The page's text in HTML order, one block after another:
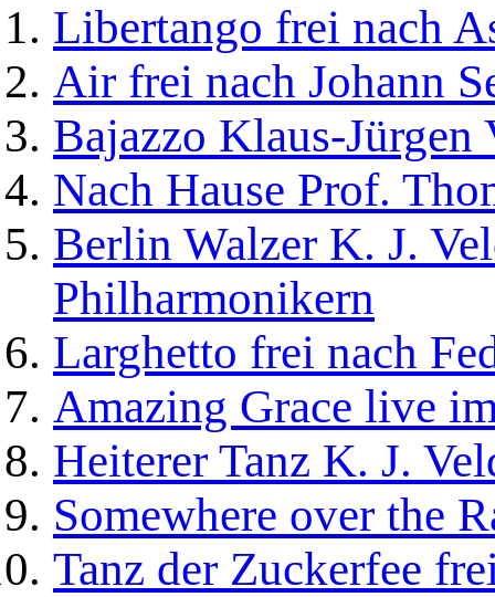
Libertango frei nach
Air frei nach Johann
Bajazzo Klaus-
Nach Hause Prof.
Berlin Walzer K. J.
Philharmonikern
Larghetto frei nach
Amazing Grace live
Heiterer Tanz K. J.
Somewhere over the
Tanz der Zuckerfee